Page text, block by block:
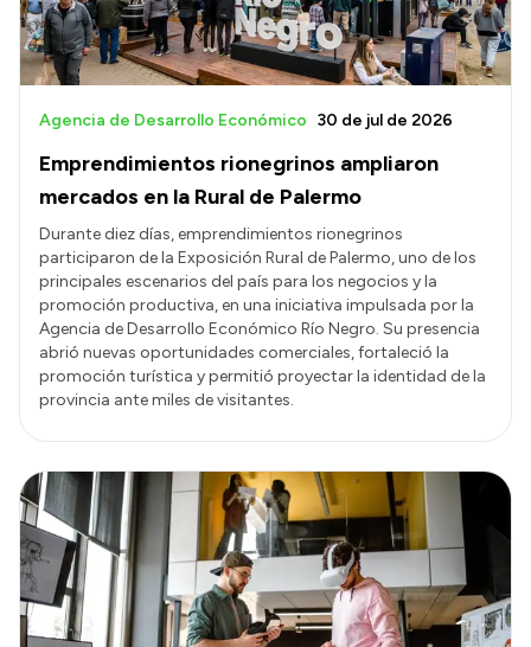
Emprendimientos rionegrinos ampliaron
mercados en la Rural de Palermo
Agencia de Desarrollo Económico 30 de jul de 2026
Durante diez días, emprendimientos rionegrinos
participaron de la Exposición Rural de Palermo, uno de los
principales escenarios del país para los negocios y la
promoción productiva, en una iniciativa impulsada por la
Agencia de Desarrollo Económico Río Negro. Su presencia
abrió nuevas oportunidades comerciales, fortaleció la
promoción turística y permitió proyectar la identidad de la
provincia ante miles de visitantes.